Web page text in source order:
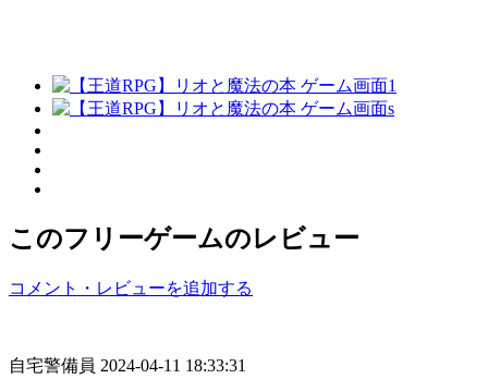
このフリーゲームのレビュー
コメント・レビューを追加する
自宅警備員 2024-04-11 18:33:31